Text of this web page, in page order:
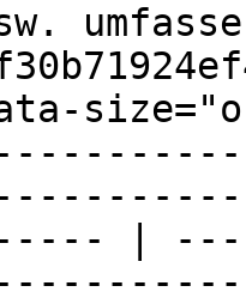
|